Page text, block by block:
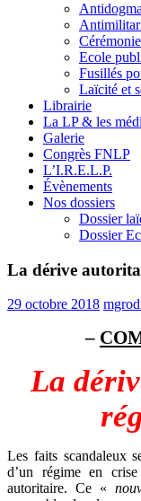
Ecole
Fusillés
Laïcité et
Librairie
La LP & les
Galerie
Congrès FNLP
L’I.R.E.L.P.
Évènements
Nos dossiers
Dossier
Dossier
La dérive
29 octobre 2018
–
La
Les faits scandaleux
d’un régime en
autoritaire. Ce «